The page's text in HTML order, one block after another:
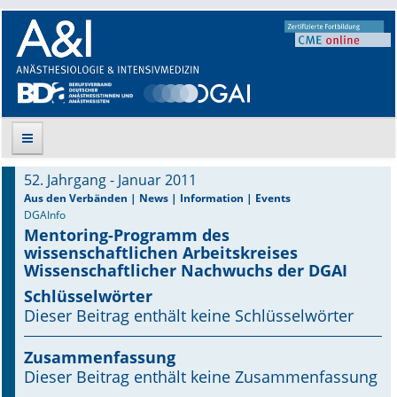
Suche
Aktuelle Ausgabe
Leitlinien
Archiv
Supplements
Supplements OrphanAnesthesia
52. Jahrgang - Januar 2011
Aus den Verbänden | News | Information | Events
DGAInfo
Mentoring-Programm des
wissenschaftlichen Arbeitskreises
Wissenschaftlicher Nachwuchs der DGAI
Schlüsselwörter
Dieser Beitrag enthält keine Schlüsselwörter
Zusammenfassung
Dieser Beitrag enthält keine Zusammenfassung